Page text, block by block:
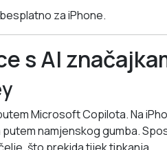
za iPhone.
s AI
Microsoft Copilota. Na
namjenskog gumba.